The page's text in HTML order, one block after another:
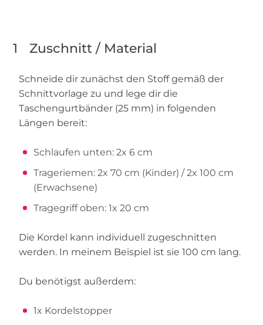
1 Zuschnitt / Material
Schneide dir zunächst den Stoff gemäß der
Schnittvorlage zu und lege dir die
Taschengurtbänder (25 mm) in folgenden
Längen bereit:
Schlaufen unten: 2x 6 cm
Trageriemen: 2x 70 cm (Kinder) / 2x 100 cm
(Erwachsene)
Tragegriff oben: 1x 20 cm
Die Kordel kann individuell zugeschnitten
werden. In meinem Beispiel ist sie 100 cm lang.
Du benötigst außerdem:
1x Kordelstopper